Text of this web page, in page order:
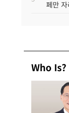
페만
Who Is?